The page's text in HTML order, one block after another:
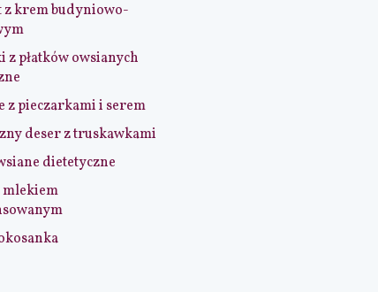
z krem budyniowo-
z płatków owsianych
z pieczarkami i serem
deser z truskawkami
dietetyczne